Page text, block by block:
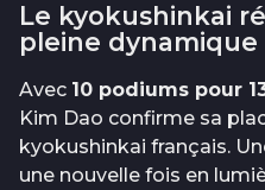
Le kyokushinkai
pleine dynamique
Avec 10 podiums pour
Kim Dao confirme sa
kyokushinkai français.
une nouvelle fois en